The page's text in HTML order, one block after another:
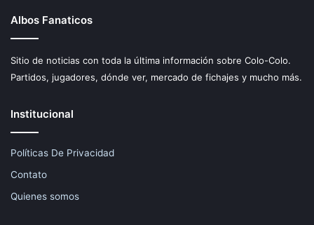
Albos Fanaticos
Sitio de noticias con toda la última información sobre Colo-Colo.
Partidos, jugadores, dónde ver, mercado de fichajes y mucho más.
Institucional
Políticas De Privacidad
Contato
Quienes somos